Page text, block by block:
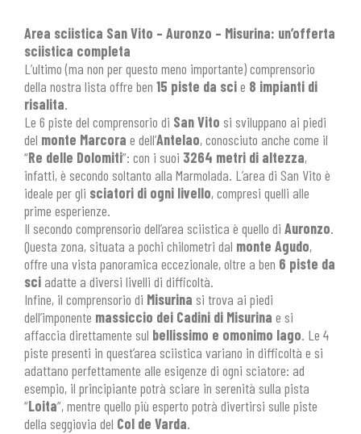
Area sciistica San Vito – Auronzo – Misurina: un’offerta
sciistica completa
L’ultimo (ma non per questo meno importante) comprensorio
della nostra lista offre ben 15 piste da scie 8 impianti di
risalita.
Le 6 piste del comprensorio di San Vito si sviluppano ai piedi
del monte Marcora e dell’Antelao, conosciuto anche come il
“Re delle Dolomiti”: con i suoi 3264 metri di altezza,
infatti, è secondo soltanto alla Marmolada. L’area di San Vito è
ideale per gli sciatori di ogni livello, compresi quelli alle
prime esperienze.
Il secondo comprensorio dell’area sciistica è quello di Auronzo.
Questa zona, situata a pochi chilometri dal monte Agudo,
offre una vista panoramica eccezionale, oltre a ben 6 piste da
sciadatte a diversi livelli di difficoltà.
Infine, il comprensorio di Misurina si trova ai piedi
dell’imponente massiccio dei Cadini di Misurina e si
affaccia direttamente sul bellissimo e omonimo lago. Le 4
piste presenti in quest’area sciistica variano in difficoltà e si
adattano perfettamente alle esigenze di ogni sciatore: ad
esempio, il principiante potrà sciare in serenità sulla pista
“Loita”, mentre quello più esperto potrà divertirsi sulle piste
della seggiovia del Col de Varda.